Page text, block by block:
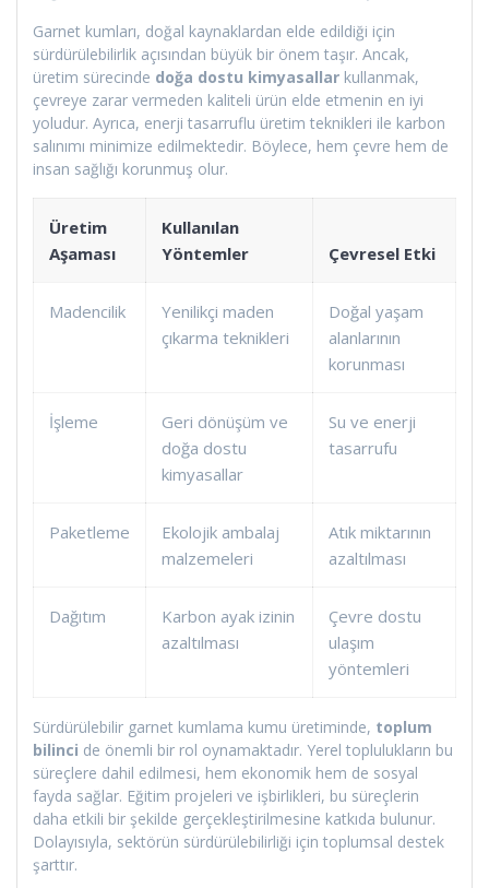
Garnet kumları, doğal kaynaklardan elde edildiği için
sürdürülebilirlik açısından büyük bir önem taşır. Ancak,
üretim sürecinde doğa dostu kimyasallar kullanmak,
çevreye zarar vermeden kaliteli ürün elde etmenin en iyi
yoludur. Ayrıca, enerji tasarruflu üretim teknikleri ile karbon
salınımı minimize edilmektedir. Böylece, hem çevre hem de
insan sağlığı korunmuş olur.
Üretim
Aşaması
Kullanılan
Yöntemler
Çevresel Etki
Madencilik
Yenilikçi maden
çıkarma teknikleri
Doğal yaşam
alanlarının
korunması
İşleme
Geri dönüşüm ve
doğa dostu
kimyasallar
Su ve enerji
tasarrufu
Paketleme
Ekolojik ambalaj
malzemeleri
Atık miktarının
azaltılması
Dağıtım
Karbon ayak izinin
azaltılması
Çevre dostu
ulaşım
yöntemleri
Sürdürülebilir garnet kumlama kumu üretiminde, toplum
bilinci de önemli bir rol oynamaktadır. Yerel toplulukların bu
süreçlere dahil edilmesi, hem ekonomik hem de sosyal
fayda sağlar. Eğitim projeleri ve işbirlikleri, bu süreçlerin
daha etkili bir şekilde gerçekleştirilmesine katkıda bulunur.
Dolayısıyla, sektörün sürdürülebilirliği için toplumsal destek
şarttır.